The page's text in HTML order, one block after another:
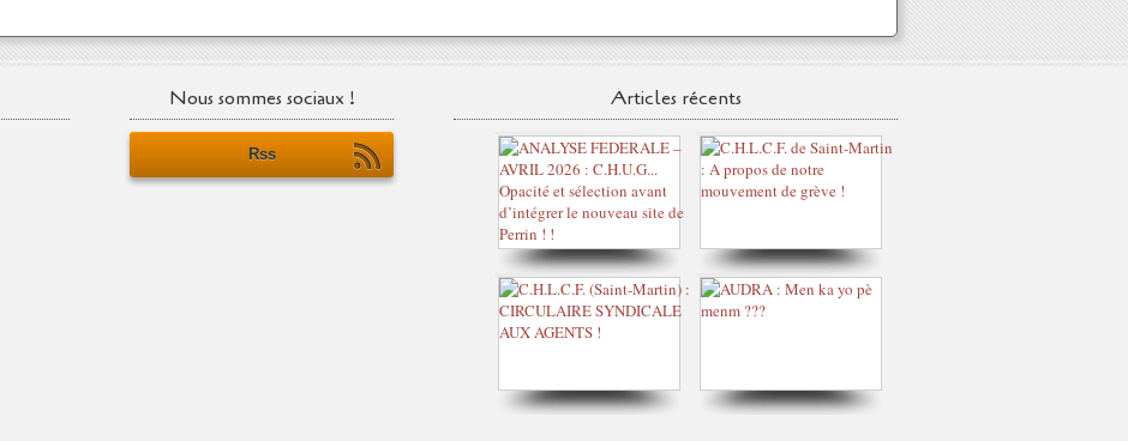
Nous sommes sociaux !
Rss
Articles récents